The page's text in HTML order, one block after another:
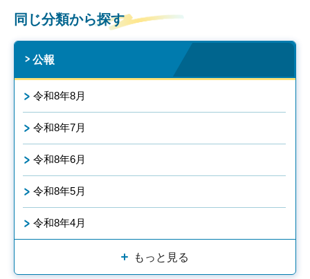
同じ分類から探す
公報
令和8年8月
令和8年7月
令和8年6月
令和8年5月
令和8年4月
もっと見る